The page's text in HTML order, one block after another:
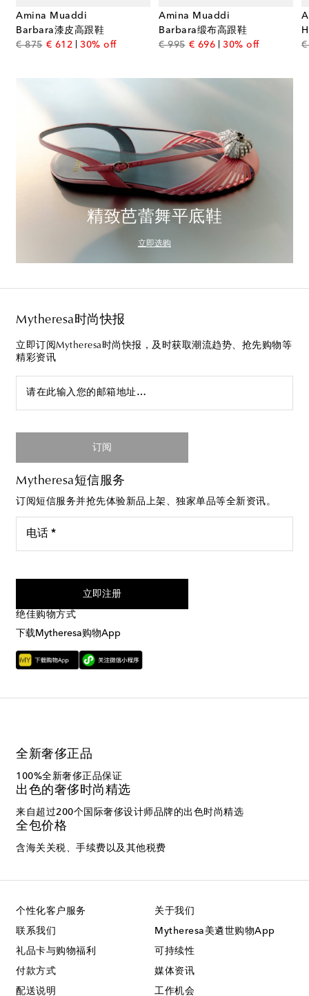
Amina Muaddi
Barbara漆皮高跟鞋
€ 875original price
€ 612discount price
30% off
Amina Muaddi
Barbara缎布高跟鞋
€ 995original price
€ 696discount price
30% off
€
精致芭蕾舞平底鞋
立即选购
Mytheresa时尚快报
立即订阅Mytheresa时尚快报，及时获取潮流趋势、抢先购物等
精彩资讯
请在此输入您的邮箱地址…
订阅
Mytheresa短信服务
订阅短信服务并抢先体验新品上架、独家单品等全新资讯。
电话 *
立即注册
绝佳购物方式
下载Mytheresa购物App
全新奢侈正品
100%全新奢侈正品保证
出色的奢侈时尚精选
来自超过200个国际奢侈设计师品牌的出色时尚精选
全包价格
含海关关税、手续费以及其他税费
个性化客户服务
联系我们
礼品卡与购物福利
付款方式
配送说明
关于我们
Mytheresa美遴世购物App
可持续性
媒体资讯
工作机会